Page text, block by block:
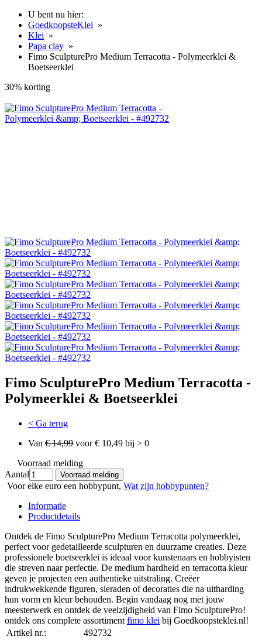
U bent nu hier:
GoedkoopsteKlei »
Klei »
Papa clay »
Fimo SculpturePro Medium Terracotta - Polymeerklei &
Boetseerklei
30% korting
Fimo SculpturePro Medium Terracotta -
Polymeerklei & Boetseerklei
< Ga terug
Van € 14,99 voor € 10,49 bij > 0
Voorraad melding
Aantal
Voor elke euro een hobbypunt, Wat zijn hobbypunten?
Informatie
Productdetails
Ontdek de Fimo SculpturePro Medium Terracotta polymeerklei,
perfect voor gedetailleerde sculpturen en duurzame creaties. Deze
professionele boetseerklei is ideaal voor kunstenaars en hobbyisten
die streven naar perfectie. De medium hardheid en terracotta kleur
geven je projecten een authentieke uitstraling. Creëer
indrukwekkende figuren, sieraden of decoraties die na uitharding
hun vorm en kleur behouden. Begin vandaag nog met jouw
meesterwerk en ontdek de veelzijdigheid van Fimo SculpturePro!
ontdek ons complete assortiment fimo klei bij Goedkoopsteklei.nl!
Artikel nr.:
492732